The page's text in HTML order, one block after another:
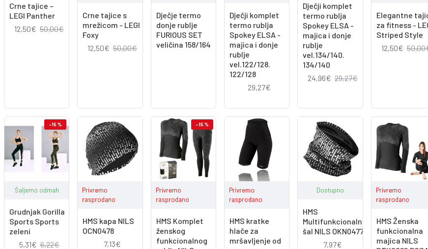
Crne tajice –
LEGI Panther
12,50€ 50,00€
Crne tajice s
mrežicom - LEGI
Foxy
12,50€ 50,00€
Dječje termo
donje rublje
FURIOUS SET
veličina 158/164
Dječji komplet
termo rublja
Spokey ELSA -
majica i donje
rublje
vel.122/128.
122/128
29,27€
Dječji komplet
termo rublja
Spokey ELSA -
majica i donje
rublje
vel.134/140.
134/140
24,96€ 29,27€
Elegantne
za fitness -
Striped Style
12,50€
-15 %
Šaljemo odmah
Grudnjak Gorilla
Sports Sports
zeleni
5,31€ 6,22€
Privremo
rasprodano
HMS kapa NILS
OCN0478
7,13€
-15 %
Privremo
rasprodano
HMS Komplet
ženskog
funkcionalnog
Privremo
rasprodano
HMS kratke
hlače za
mršavljenje od
Dostupno
HMS
Multifunkcionalni
šal NILS OKN0477
7,97€
Privremo
rasprodano
HMS Ženska
funkcionalna
majica NILS